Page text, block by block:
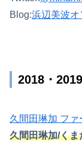
Blog:浜辺美波
2018・
久間田琳加 ファ
久間田琳加/くま